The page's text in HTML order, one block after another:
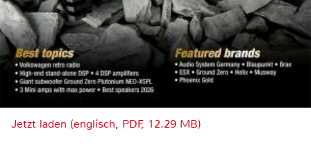
Jetzt laden (englisch, PDF, 12.29 MB)